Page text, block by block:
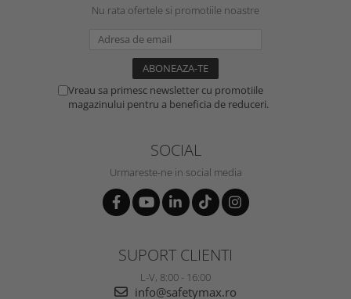
Nu rata ofertele si promotiile noastre
Vreau sa primesc newsletter cu promotiile
magazinului pentru a beneficia de reduceri.
SOCIAL
Urmareste-ne in social media
SUPORT CLIENTI
L-V, 8:00 - 16:00
info@safetymax.ro